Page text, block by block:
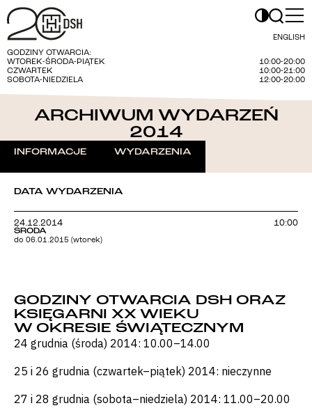
ENGLISH
GODZINY OTWARCIA:
WTOREK-ŚRODA-PIĄTEK
10:00-20:00
CZWARTEK
10:00-21:00
SOBOTA-NIEDZIELA
12:00-20:00
ARCHIWUM WYDARZEŃ
2014
INFORMACJE WYDARZENIA
DATA WYDARZENIA
24.12.2014
ŚRODA
do 06.01.2015 (wtorek)
10:00
GODZINY OTWARCIA DSH ORAZ
KSIĘGARNI XX WIEKU
W OKRESIE ŚWIĄTECZNYM
24 grudnia (środa) 2014: 10.00–14.00
25 i 26 grudnia (czwartek–piątek) 2014: nieczynne
27 i 28 grudnia (sobota–niedziela) 2014: 11.00–20.00